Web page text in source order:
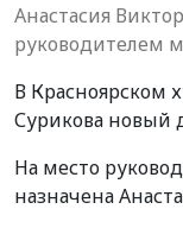
Анастасия
руководителем
В Красноярском
Сурикова новый
На место
назначена